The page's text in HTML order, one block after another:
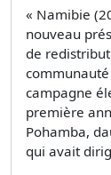
« Namibie
nouveau
de
campagne
première
Pohamba,
qui avait